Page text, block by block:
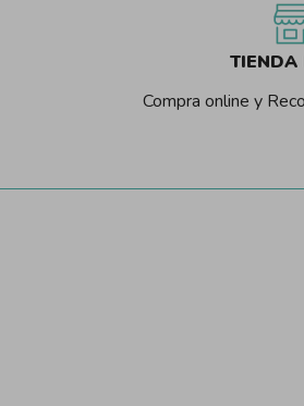
TIENDA
Compra online y